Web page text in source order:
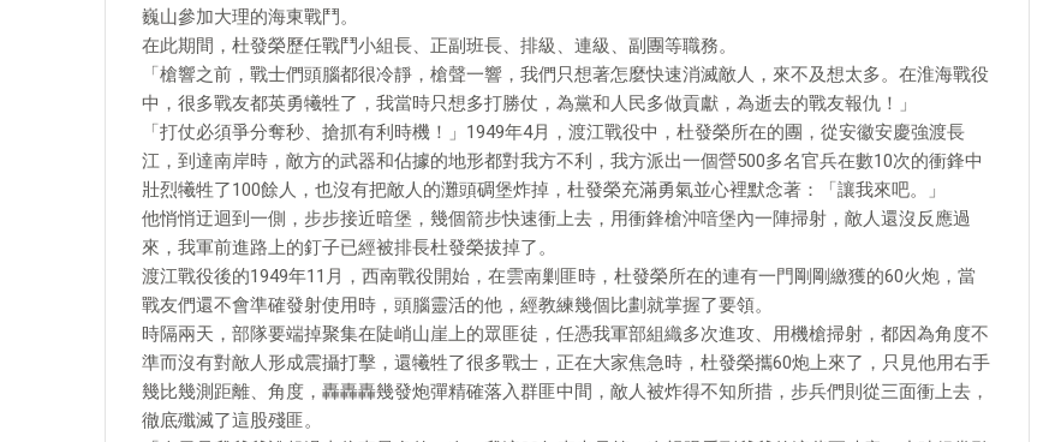
巍山參加大理的海東戰鬥。
在此期間，杜發榮歷任戰鬥小組長、正副班長、排級、連級、副團等職務。
「槍響之前，戰士們頭腦都很冷靜，槍聲一響，我們只想著怎麼快速消滅敵人，來不及想太多。在淮海戰役
中，很多戰友都英勇犧牲了，我當時只想多打勝仗，為黨和人民多做貢獻，為逝去的戰友報仇！」
「打仗必須爭分奪秒、搶抓有利時機！」1949年4月，渡江戰役中，杜發榮所在的團，從安徽安慶強渡長
江，到達南岸時，敵方的武器和佔據的地形都對我方不利，我方派出一個營500多名官兵在數10次的衝鋒中
壯烈犧牲了100餘人，也沒有把敵人的灘頭碉堡炸掉，杜發榮充滿勇氣並心裡默念著：「讓我來吧。」
他悄悄迂迴到一側，步步接近暗堡，幾個箭步快速衝上去，用衝鋒槍沖喑堡內一陣掃射，敵人還沒反應過
來，我軍前進路上的釘子已經被排長杜發榮拔掉了。
渡江戰役後的1949年11月，西南戰役開始，在雲南剿匪時，杜發榮所在的連有一門剛剛繳獲的60火炮，當
戰友們還不會準確發射使用時，頭腦靈活的他，經教練幾個比劃就掌握了要領。
時隔兩天，部隊要端掉聚集在陡峭山崖上的眾匪徒，任憑我軍部組織多次進攻、用機槍掃射，都因為角度不
準而沒有對敵人形成震攝打擊，還犧牲了很多戰士，正在大家焦急時，杜發榮攜60炮上來了，只見他用右手
幾比幾測距離、角度，轟轟轟幾發炮彈精確落入群匪中間，敵人被炸得不知所措，步兵們則從三面衝上去，
徹底殲滅了這股殘匪。